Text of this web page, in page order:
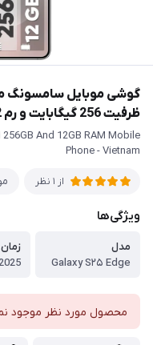
ظرفیت 256 گیگابایت و رم 12 گیگابایت - ویتنام
And 12GB RAM Mobile
Phone - Vietnam
از 1 نظر
ویژگی‌ها
مدل
Galaxy S۲۵ Edge
محصول مورد نظر موجود